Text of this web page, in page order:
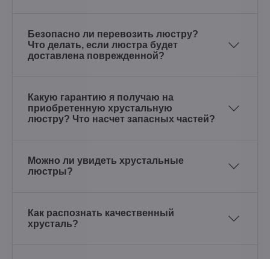
Безопасно ли перевозить люстру?
Что делать, если люстра будет
доставлена поврежденной?
Какую гарантию я получаю на
приобретенную хрустальную
люстру? Что насчет запасных частей?
Можно ли увидеть хрустальные
люстры?
Как распознать качественный
хрусталь?